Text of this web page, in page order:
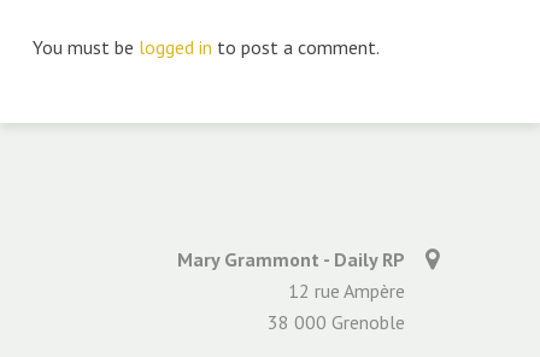
You must be logged in to post a comment.
Mary Grammont - Daily RP
12 rue Ampère
38 000 Grenoble